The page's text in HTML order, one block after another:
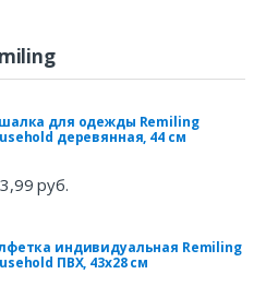
для одежды Remiling
деревянная, 44 см
руб.
индивидуальная Remiling
ПВХ, 43х28 см